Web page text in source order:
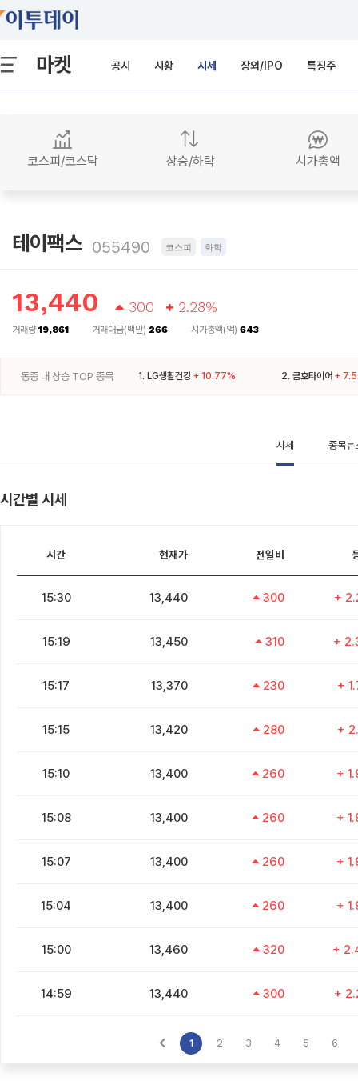
마켓 공시 시황 시세 장외/IPO 특징주
코스피/코스닥 상승/하락 시가총액
테이팩스 055490 코스피 화학
13,440 300 2.28%
거래량19,861 거래대금(백만) 266 시가총액(억) 643
동종 내 상승 TOP 종목 1. LG생활건강 + 10.77% 2. 금호타이어 +
시세 종목뉴